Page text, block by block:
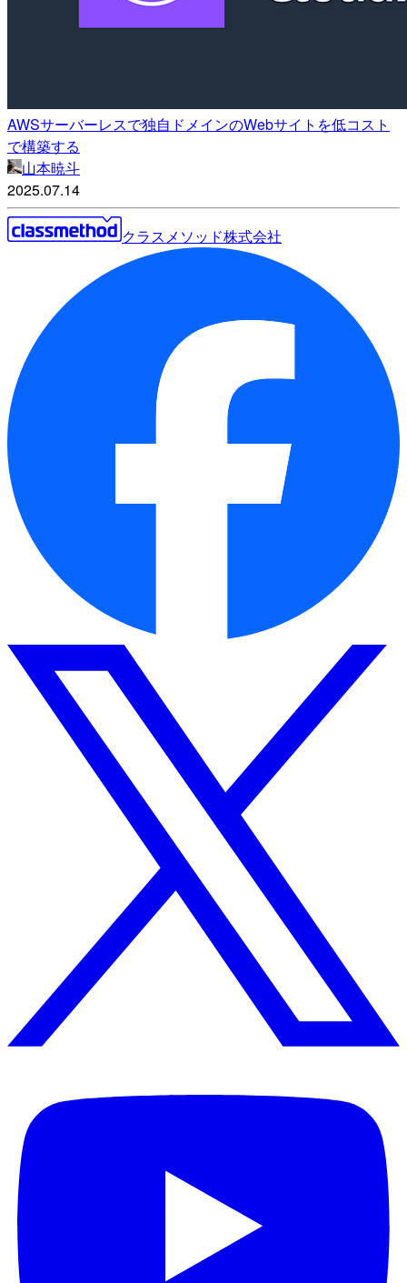
AWSサーバーレスで独自ドメインのWebサイトを低コスト
で構築する
山本暁斗
2025.07.14
クラスメソッド株式会社